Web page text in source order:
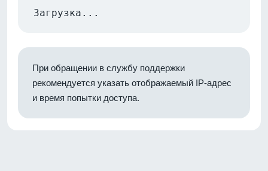
Загрузка...
При обращении в службу поддержки
рекомендуется указать отображаемый IP-адрес
и время попытки доступа.